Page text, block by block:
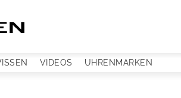
VIDEOS UHRENMARKEN